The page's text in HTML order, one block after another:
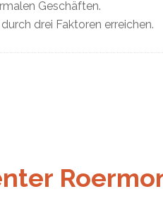
Geschäften.
drei Faktoren erreichen.